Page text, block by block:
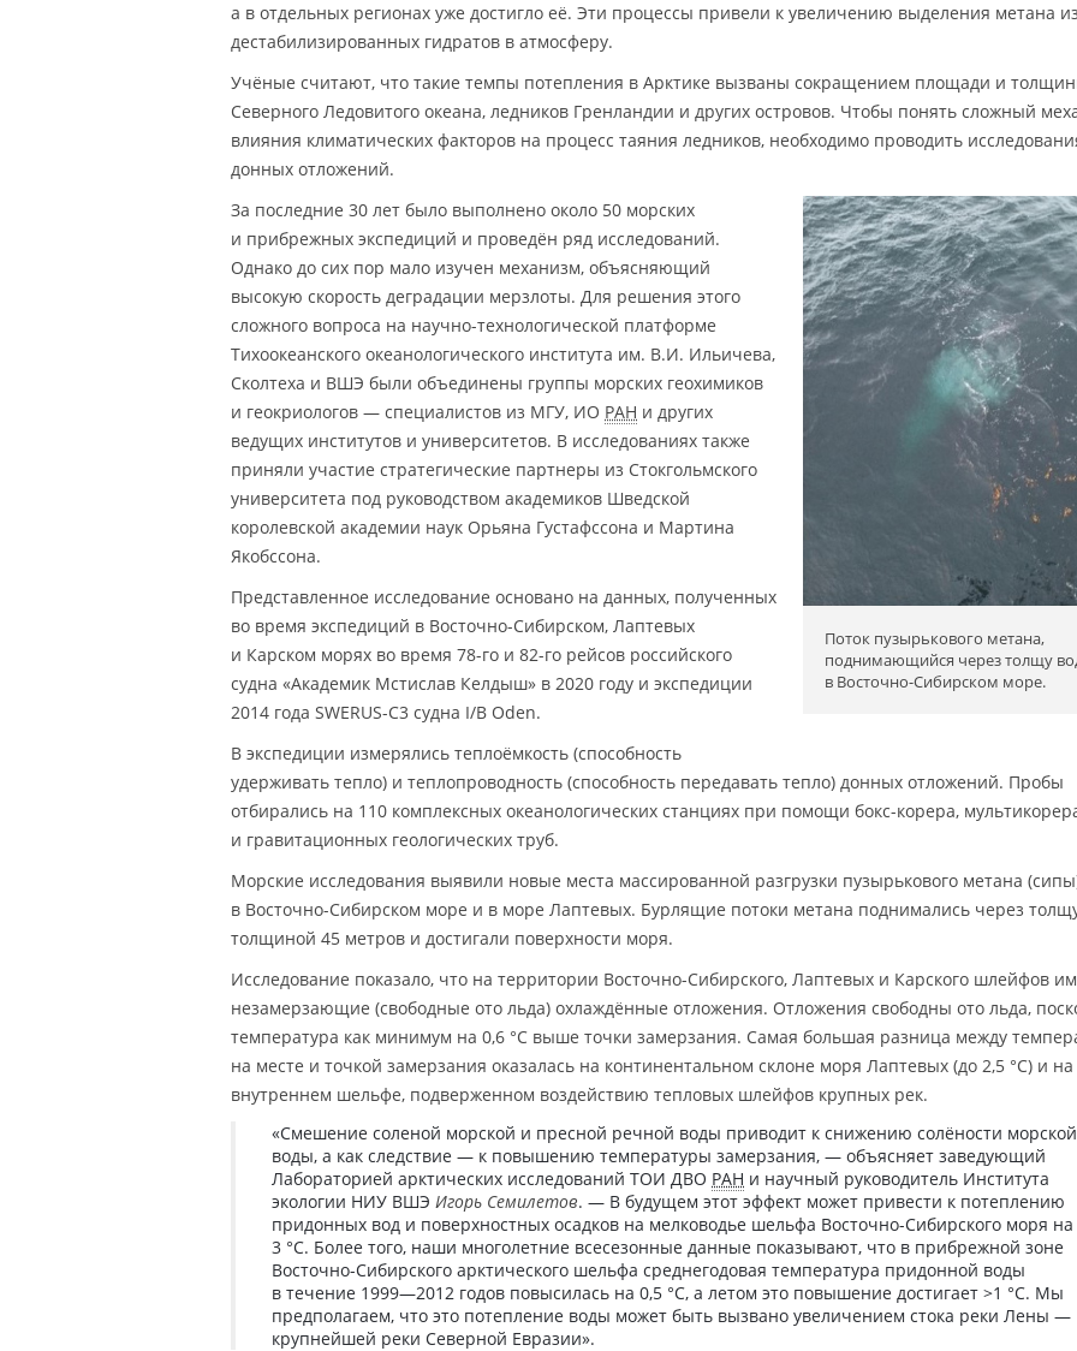
а в отдельных регионах уже достигло её. Эти процессы привели к увеличению выделения метана из
дестабилизированных гидратов в атмосферу.
Учёные считают, что такие темпы потепления в Арктике вызваны сокращением площади и
Северного Ледовитого океана, ледников Гренландии и других островов. Чтобы понять сложный
влияния климатических факторов на процесс таяния ледников, необходимо проводить
донных отложений.
Поток пузырькового метана,
поднимающийся через толщу
в Восточно-Сибирском море.
За последние 30 лет было выполнено около 50 морских
и прибрежных экспедиций и проведён ряд исследований.
Однако до сих пор мало изучен механизм, объясняющий
высокую скорость деградации мерзлоты. Для решения этого
сложного вопроса на научно-технологической платформе
Тихоокеанского океанологического института им. В.И. Ильичева,
Сколтеха и ВШЭ были объединены группы морских геохимиков
и геокриологов — специалистов из МГУ, ИО РАН и других
ведущих институтов и университетов. В исследованиях также
приняли участие стратегические партнеры из Стокгольмского
университета под руководством академиков Шведской
королевской академии наук Орьяна Густафссона и Мартина
Якобссона.
Представленное исследование основано на данных, полученных
во время экспедиций в Восточно-Сибирском, Лаптевых
и Карском морях во время 78-го и 82-го рейсов российского
судна «Академик Мстислав Келдыш» в 2020 году и экспедиции
2014 года SWERUS-C3 судна I/B Oden.
В экспедиции измерялись теплоёмкость (способность
удерживать тепло) и теплопроводность (способность передавать тепло) донных отложений. Пробы
отбирались на 110 комплексных океанологических станциях при помощи бокс-корера,
и гравитационных геологических труб.
Морские исследования выявили новые места массированной разгрузки пузырькового метана
в Восточно-Сибирском море и в море Лаптевых. Бурлящие потоки метана поднимались через
толщиной 45 метров и достигали поверхности моря.
Исследование показало, что на территории Восточно-Сибирского, Лаптевых и Карского шлейфов
незамерзающие (свободные ото льда) охлаждённые отложения. Отложения свободны ото льда,
температура как минимум на 0,6 °С выше точки замерзания. Самая большая разница между
на месте и точкой замерзания оказалась на континентальном склоне моря Лаптевых (до 2,5 °С) и на
внутреннем шельфе, подверженном воздействию тепловых шлейфов крупных рек.
«Смешение соленой морской и пресной речной воды приводит к снижению солёности морской
воды, а как следствие — к повышению температуры замерзания, — объясняет заведующий
Лабораторией арктических исследований ТОИ ДВО РАН и научный руководитель Института
экологии НИУ ВШЭ Игорь Семилетов. — В будущем этот эффект может привести к потеплению
придонных вод и поверхностных осадков на мелководье шельфа Восточно-Сибирского моря
3 °C. Более того, наши многолетние всесезонные данные показывают, что в прибрежной зоне
Восточно-Сибирского арктического шельфа среднегодовая температура придонной воды
в течение 1999—2012 годов повысилась на 0,5 °C, а летом это повышение достигает >1 °C. Мы
предполагаем, что это потепление воды может быть вызвано увеличением стока реки Лены —
крупнейшей реки Северной Евразии».